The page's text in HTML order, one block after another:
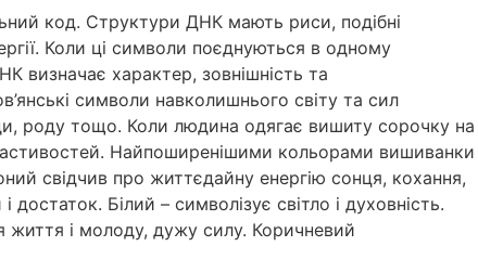
код. Структури ДНК мають риси, подібні
Коли ці символи поєднуються в одному
визначає характер, зовнішність та
символи навколишнього світу та сил
роду тощо. Коли людина одягає вишиту сорочку на
Найпоширенішими кольорами вишиванки
свідчив про життєдайну енергію сонця, кохання,
Білий – символізує світло і духовність.
життя і молоду, дужу силу. Коричневий